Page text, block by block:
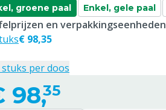
groene paal Enkel, gele paal
98,35
en verpakkingseenheden
€ 98,35
stuks per doos